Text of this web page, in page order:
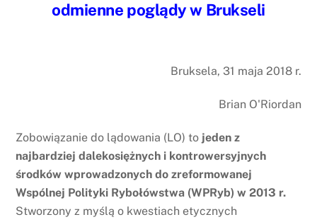
odmienne poglądy w Brukseli
Bruksela, 31 maja 2018 r.
Brian O'Riordan
Zobowiązanie do lądowania (LO) to jeden z
najbardziej dalekosiężnych i kontrowersyjnych
środków wprowadzonych do zreformowanej
Wspólnej Polityki Rybołówstwa (WPRyb) w 2013 r.
Stworzony z myślą o kwestiach etycznych